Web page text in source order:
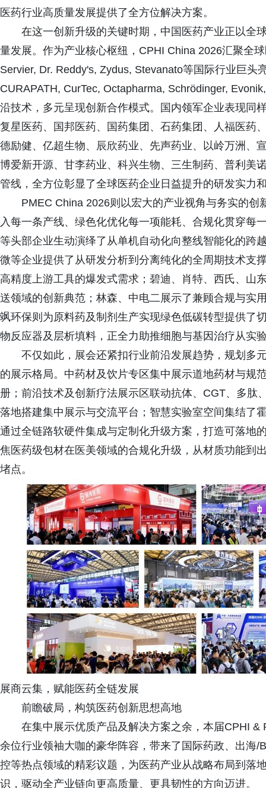
医药行业高质量发展提供了全方位解决方案。
在这一创新升级的关键时期，中国医药产业正以全
量发展。作为产业核心枢纽，CPHI China 2026汇聚全
Servier, Dr. Reddy's, Zydus, Stevanato等国际行业巨头
CURAPATH, CurTec, Octapharma, Schrödinger,
沿技术，多元呈现创新合作模式。国内领军企业表现同
复星医药、国邦医药、国药集团、石药集团、人福医药
德励健、亿超生物、辰欣药业、先声药业、以岭万洲、
博爱新开源、甘李药业、科兴生物、三生制药、普利美
管线，全方位彰显了全球医药企业日益提升的研发实力
PMEC China 2026则以宏大的产业视角与务实的
入每一条产线、绿色化优化每一项能耗、合规化贯穿每
等头部企业生动演绎了从单机自动化向整线智能化的跨
微等企业提供了从研发分析到分离纯化的全周期技术支
高精度上游工具的爆发式需求；碧迪、肖特、西氏、山
送领域的创新典范；林森、中电二展示了兼顾合规与实
飒环保则为原料药及制剂生产实现绿色低碳转型提供了
物反应器及层析填料，正全力助推细胞与基因治疗从实
不仅如此，展会还紧扣行业前沿发展趋势，规划多
的展示格局。中药材及饮片专区集中展示道地药材与规
册；前沿技术及创新疗法展示区联动抗体、CGT、多肽
落地搭建集中展示与交流平台；智慧实验室空间集结了
通过全链路软硬件集成与定制化升级方案，打造可落地
焦医药级包材在医美领域的合规化升级，从材质功能到
堵点。
展商云集，赋能医药全链发展
前瞻破局，构筑医药创新思想高地
在集中展示优质产品及解决方案之余，本届CPHI
余位行业领袖大咖的豪华阵容，带来了国际药政、出海
控等热点领域的精彩议题，为医药产业从战略布局到落
识，驱动全产业链向更高质量、更具韧性的方向迈进。